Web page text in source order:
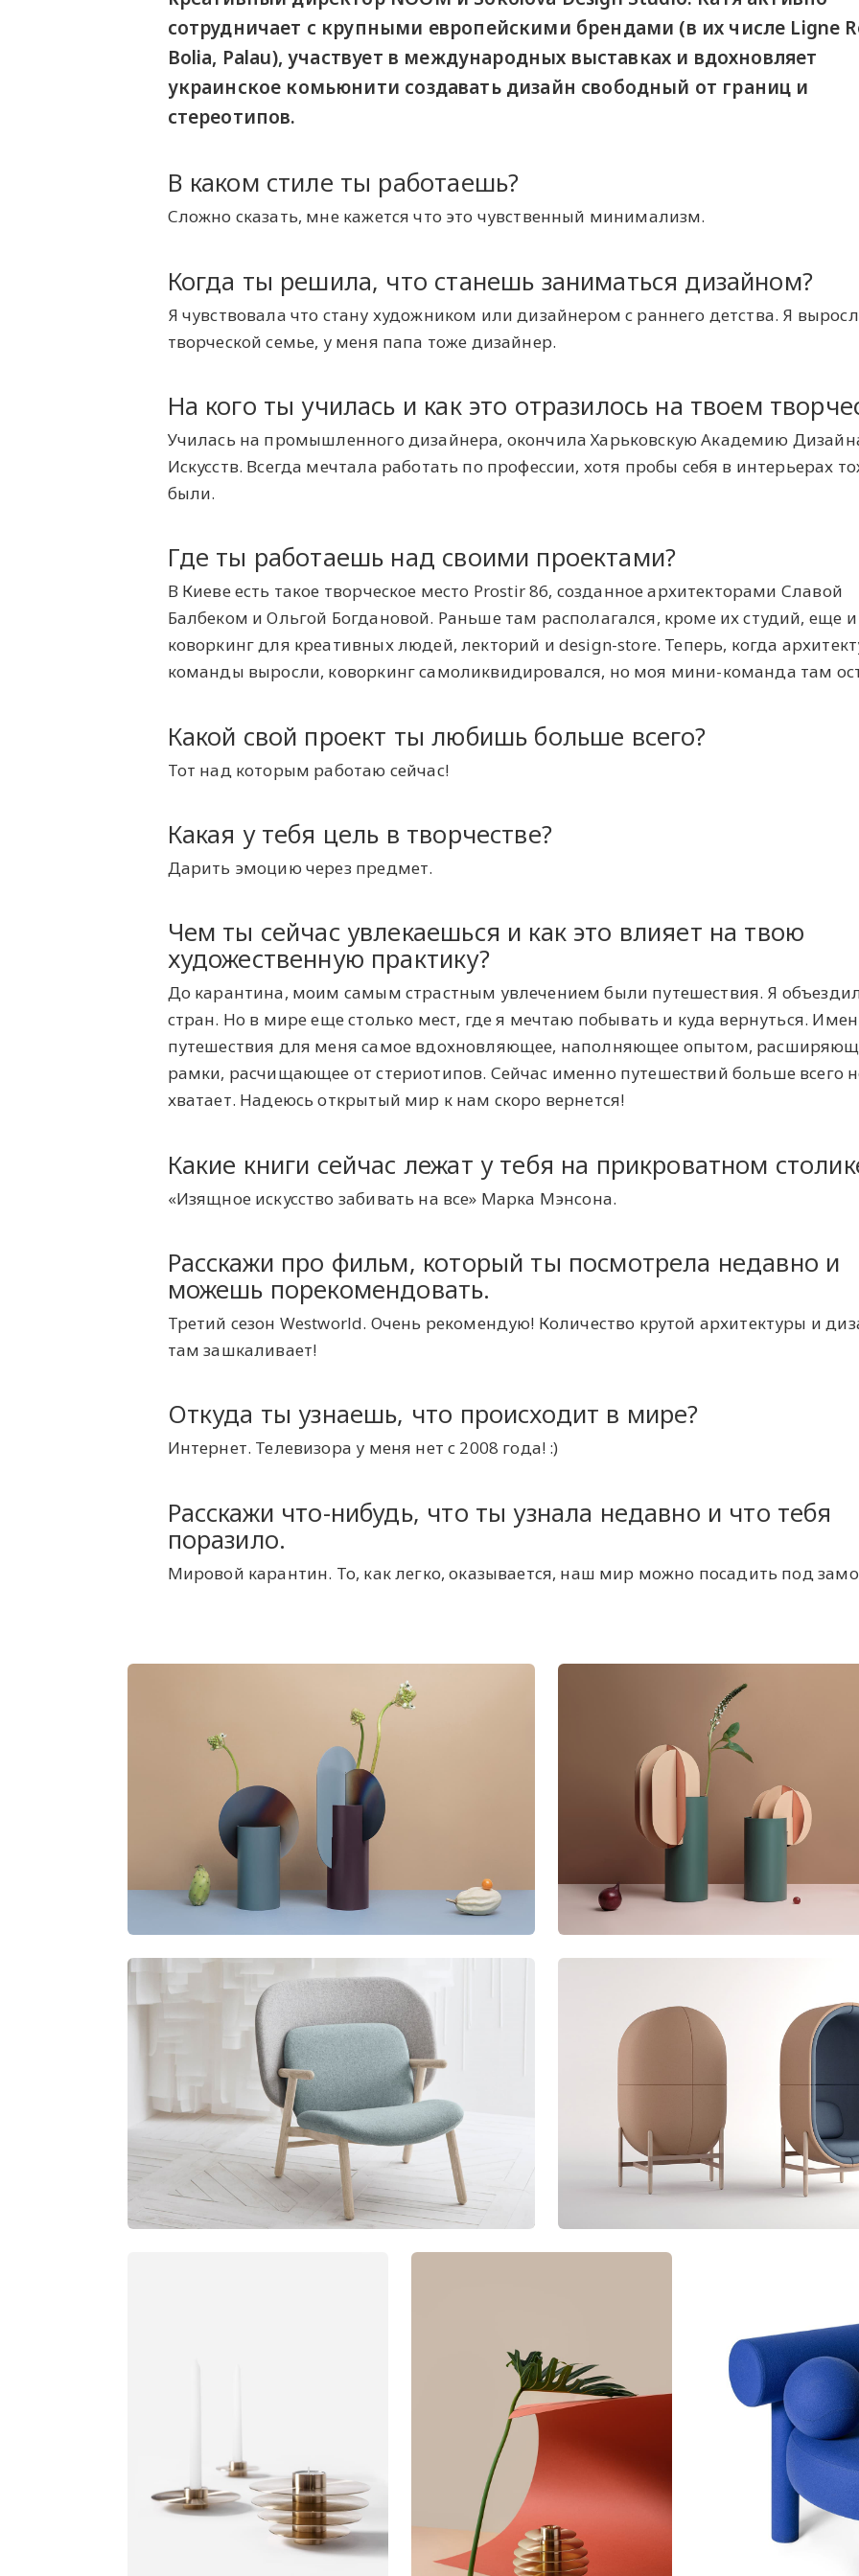
сотрудничает с крупными европейскими брендами (в их числе Ligne
Bolia, Palau), участвует в международных выставках и вдохновляет
украинское комьюнити создавать дизайн свободный от границ и
стереотипов.
В каком стиле ты работаешь?
Сложно сказать, мне кажется что это чувственный минимализм.
Когда ты решила, что станешь заниматься дизайном?
Я чувствовала что стану художником или дизайнером с раннего детства. Я
творческой семье, у меня папа тоже дизайнер.
На кого ты училась и как это отразилось на твоем
Училась на промышленного дизайнера, окончила Харьковскую Академию
Искусств. Всегда мечтала работать по профессии, хотя пробы себя в интерьерах
были.
Где ты работаешь над своими проектами?
В Киеве есть такое творческое место Prostir 86, созданное архитекторами Славой
Балбеком и Ольгой Богдановой. Раньше там располагался, кроме их студий, еще и
коворкинг для креативных людей, лекторий и design-store. Теперь, когда
команды выросли, коворкинг самоликвидировался, но моя мини-команда там
Какой свой проект ты любишь больше всего?
Тот над которым работаю сейчас!
Какая у тебя цель в творчестве?
Дарить эмоцию через предмет.
Чем ты сейчас увлекаешься и как это влияет на твою
художественную практику?
До карантина, моим самым страстным увлечением были путешествия. Я
стран. Но в мире еще столько мест, где я мечтаю побывать и куда вернуться.
путешествия для меня самое вдохновляющее, наполняющее опытом,
рамки, расчищающее от стериотипов. Сейчас именно путешествий больше всего
хватает. Надеюсь открытый мир к нам скоро вернется!
Какие книги сейчас лежат у тебя на прикроватном
«Изящное искусство забивать на все» Марка Мэнсона.
Расскажи про фильм, который ты посмотрела недавно и
можешь порекомендовать.
Третий сезон Westworld. Очень рекомендую! Количество крутой архитектуры и
там зашкаливает!
Откуда ты узнаешь, что происходит в мире?
Интернет. Телевизора у меня нет с 2008 года! :)
Расскажи что-нибудь, что ты узнала недавно и что тебя
поразило.
Мировой карантин. То, как легко, оказывается, наш мир можно посадить под